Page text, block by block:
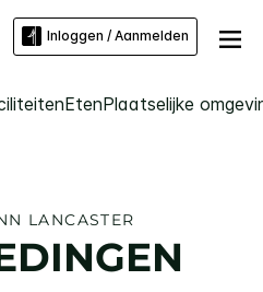
Inloggen / Aanmelden
EtenPlaatselijke
LANCASTER